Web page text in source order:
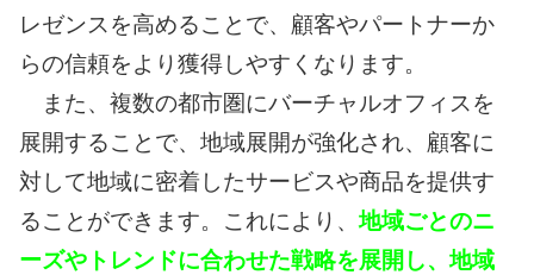
レゼンスを高めることで、顧客やパートナーか
らの信頼をより獲得しやすくなります。
また、複数の都市圏にバーチャルオフィスを
展開することで、地域展開が強化され、顧客に
対して地域に密着したサービスや商品を提供す
ることができます。これにより、地域ごとのニ
ーズやトレンドに合わせた戦略を展開し、地域